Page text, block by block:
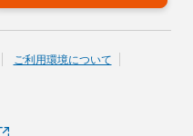
ご利用環境について